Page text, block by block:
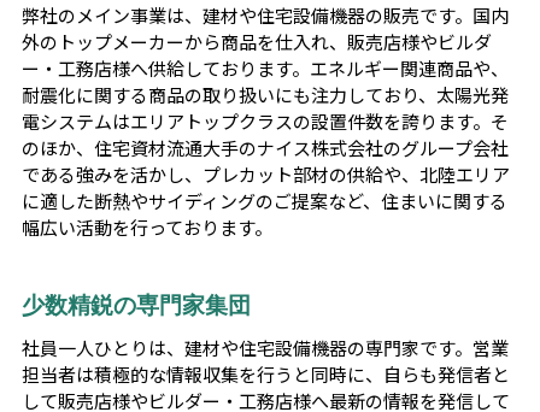
弊社のメイン事業は、建材や住宅設備機器の販売です。国内
外のトップメーカーから商品を仕入れ、販売店様やビルダ
ー・工務店様へ供給しております。エネルギー関連商品や、
耐震化に関する商品の取り扱いにも注力しており、太陽光発
電システムはエリアトップクラスの設置件数を誇ります。そ
のほか、住宅資材流通大手のナイス株式会社のグループ会社
である強みを活かし、プレカット部材の供給や、北陸エリア
に適した断熱やサイディングのご提案など、住まいに関する
幅広い活動を行っております。
少数精鋭の専門家集団
社員一人ひとりは、建材や住宅設備機器の専門家です。営業
担当者は積極的な情報収集を行うと同時に、自らも発信者と
して販売店様やビルダー・工務店様へ最新の情報を発信して